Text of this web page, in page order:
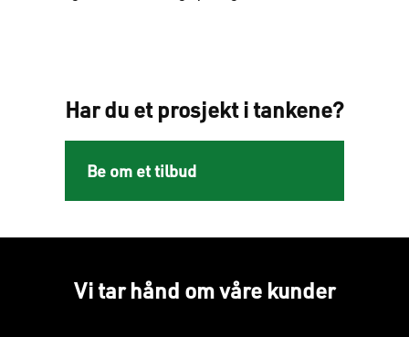
Har du et prosjekt i tankene?
Be om et tilbud
Vi tar hånd om våre kunder